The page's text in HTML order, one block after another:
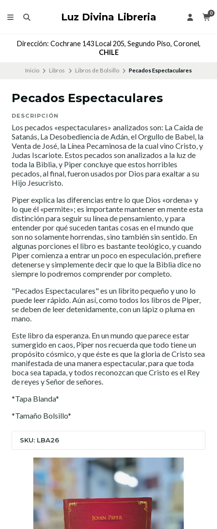
Luz Divina Libreria 0
Dirección: Cochrane 143 Local 205, Segundo Piso, Coronel,
CHILE
Inicio Libros Libros de Bolsillo Pecados Espectaculares
Pecados Espectaculares
DESCRIPCIÓN
Los pecados «espectaculares» analizados son: La Caída de
Satanás, La Desobediencia de Adán, el Orgullo de Babel, la
Venta de José, la Línea Pecaminosa de la cual vino Cristo, y
Judas Iscariote. Estos pecados son analizados a la luz de
toda la Biblia, y Piper concluye que estos horribles
pecados, al final, fueron usados por Dios para exaltar a su
Hijo Jesucristo.
Piper explica las diferencias entre lo que Dios «ordena» y
lo que él «permite»; es importante mantener en mente esta
distinción para seguir su línea de pensamiento, y para
entender por qué suceden tantas cosas en el mundo que
son no solamente horrendas, sino también sin sentido. En
algunas porciones el libro es bastante teológico, y cuando
Piper comienza a entrar un poco en especulación, prefiere
detenerse y simplemente decir que lo que la Biblia dice no
siempre lo podremos comprender por completo.
"Pecados Espectaculares" es un librito pequeño y uno lo
puede leer rápido. Aún así, como todos los libros de Piper,
se deben de leer detenidamente, con un lápiz o pluma en
mano.
Este libro da esperanza. En un mundo que parece estar
sumergido en caos, Piper nos recuerda que todo tiene un
propósito cósmico, y que éste es que la gloria de Cristo sea
manifestada de una manera espectacular, para que toda
boca sea tapada, y todos reconozcan que Cristo es el Rey
de reyes y Señor de señores.
*Tapa Blanda*
*Tamaño Bolsillo*
SKU: LBA26